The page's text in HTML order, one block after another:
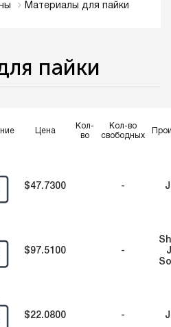
Материалы для пайки
пайки
Цена
Кол-
во
Кол-во
свободных
$47.7300 -
$97.5100 -
$22.0800 -